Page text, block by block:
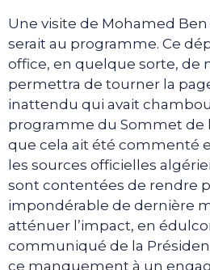
Une visite de Mohamed
serait au programme. Ce
office, en quelque sorte, de
permettra de tourner la
inattendu qui avait
programme du Sommet de
que cela ait été commenté
les sources officielles
sont contentées de rendre
impondérable de dernière
atténuer l’impact, en
communiqué de la
ce manquement à un